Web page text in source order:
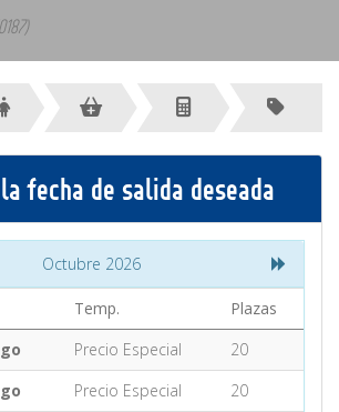
PROMOCIONES
COMPRAR
CONTACTO
MÁS
fecha de salida deseada
Octubre 2026
Temp.
Plazas
Precio Especial
20
Precio Especial
20